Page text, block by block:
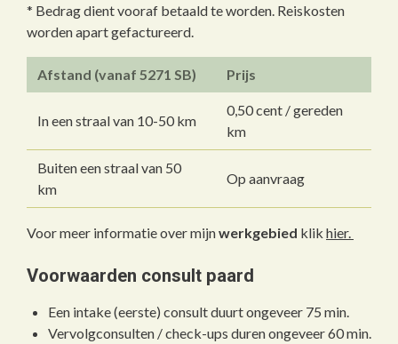
* Bedrag dient vooraf betaald te worden. Reiskosten
worden apart gefactureerd.
Afstand (vanaf 5271 SB) Prijs
In een straal van 10-50 km
0,50 cent / gereden
km
Buiten een straal van 50
km
Op aanvraag
Voor meer informatie over mijnwerkgebied klik hier.
Voorwaarden consult paard
Een intake (eerste) consult duurt ongeveer 75 min.
Vervolgconsulten / check-ups duren ongeveer 60 min.